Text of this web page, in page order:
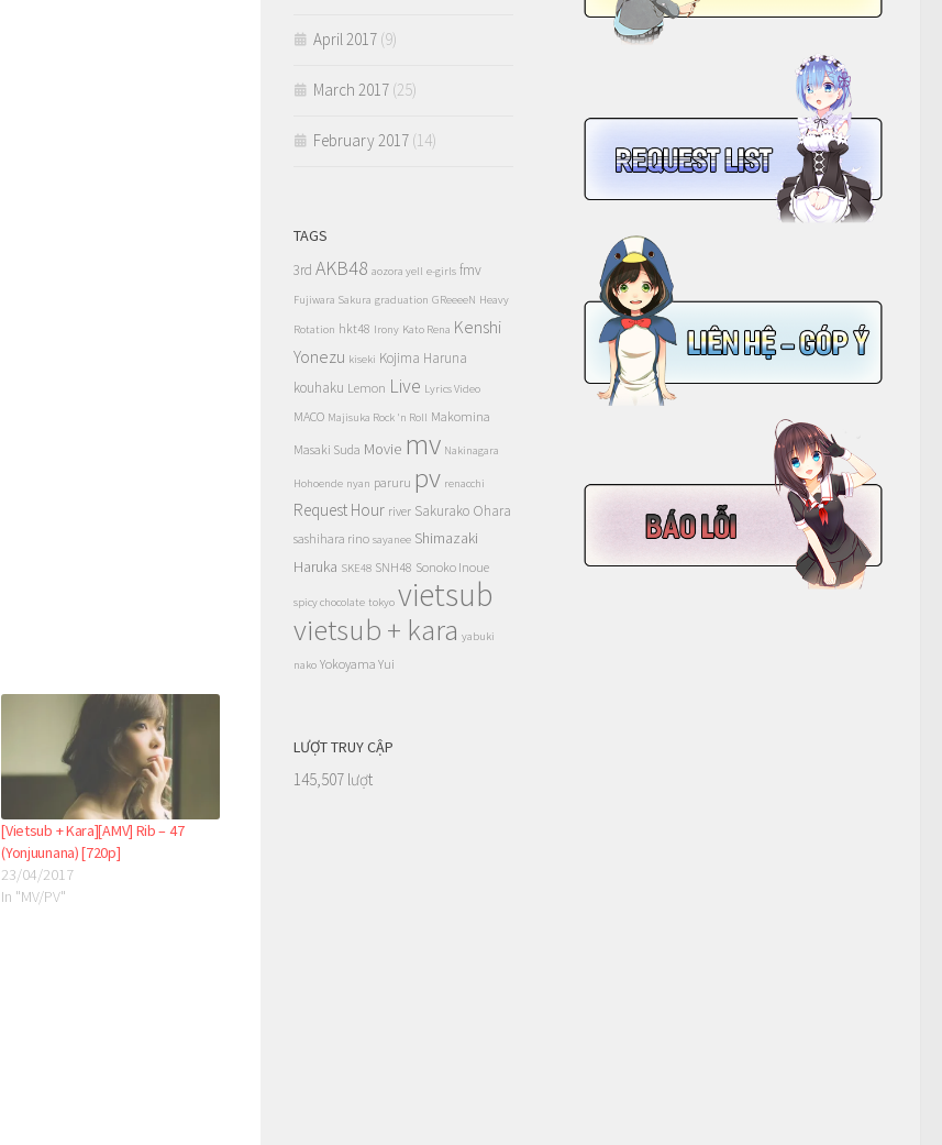
[Vietsub + Kara][AMV] Rib – 47
(Yonjuunana) [720p]
23/04/2017
In "MV/PV"
April 2017 (9)
March 2017 (25)
February 2017 (14)
TAGS
3rd AKB48 aozora yell e-girls fmv
Fujiwara Sakura graduation GReeeeN Heavy
Rotation hkt48 Irony Kato Rena Kenshi
Yonezu kiseki Kojima Haruna
kouhaku Lemon Live Lyrics Video
MACO Majisuka Rock 'n Roll Makomina
Masaki Suda Movie mv Nakinagara
Hohoende nyan paruru pv renacchi
Request Hour river Sakurako Ohara
sashihara rino sayanee Shimazaki
Haruka SKE48 SNH48 Sonoko Inoue
spicy chocolate tokyo vietsub
vietsub + kara yabuki
nako Yokoyama Yui
LƯỢT TRUY CẬP
145,507 lượt